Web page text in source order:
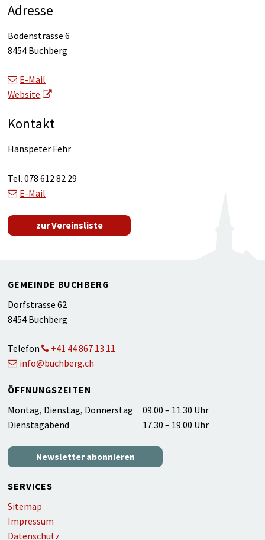
Adresse
Bodenstrasse 6
8454 Buchberg
E-Mail
Website
Kontakt
Hanspeter Fehr
Tel. 078 612 82 29
E-Mail
zur Vereinsliste
Footer
GEMEINDE BUCHBERG
Dorfstrasse 62
8454 Buchberg
Telefon
+41 44 867 13 11
info@buchberg.ch
ÖFFNUNGSZEITEN
WOCHENTAGZEIT
Montag, Dienstag, Donnerstag
09.00 – 11.30 Uhr
Dienstagabend
17.30 – 19.00 Uhr
Newsletter abonnieren
SERVICES
Sitemap
Impressum
Datenschutz